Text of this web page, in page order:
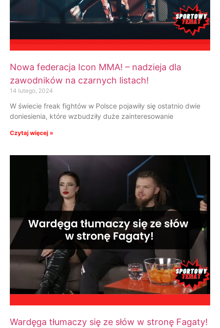
Nowa federacja Icon MMA! – nadzieja dla
zawodników na czarnych listach!
14 lutego, 2024
W świecie freak fightów w Polsce pojawiły się ostatnio dwie
doniesienia, które wzbudziły duże zainteresowanie
Czytaj więcej »
Wardęga tłumaczy się ze słów w stronę Fagaty!